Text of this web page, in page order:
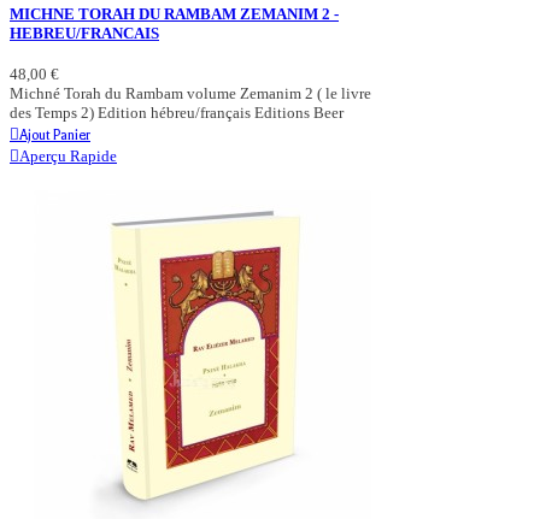
MICHNE TORAH DU RAMBAM ZEMANIM 2 -
HEBREU/FRANCAIS
48,00 €
Michné Torah du Rambam volume Zemanim 2 ( le livre
des Temps 2) Edition hébreu/français Editions Beer
Ajout Panier
Aperçu Rapide